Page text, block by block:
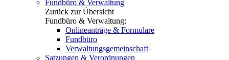
Fundbüro & Verwaltung
Zurück zur Übersicht
Fundbüro & Verwaltung:
Onlineanträge & Formulare
Fundbüro
Verwaltungsgemeinschaft
Satzungen & Verordnungen